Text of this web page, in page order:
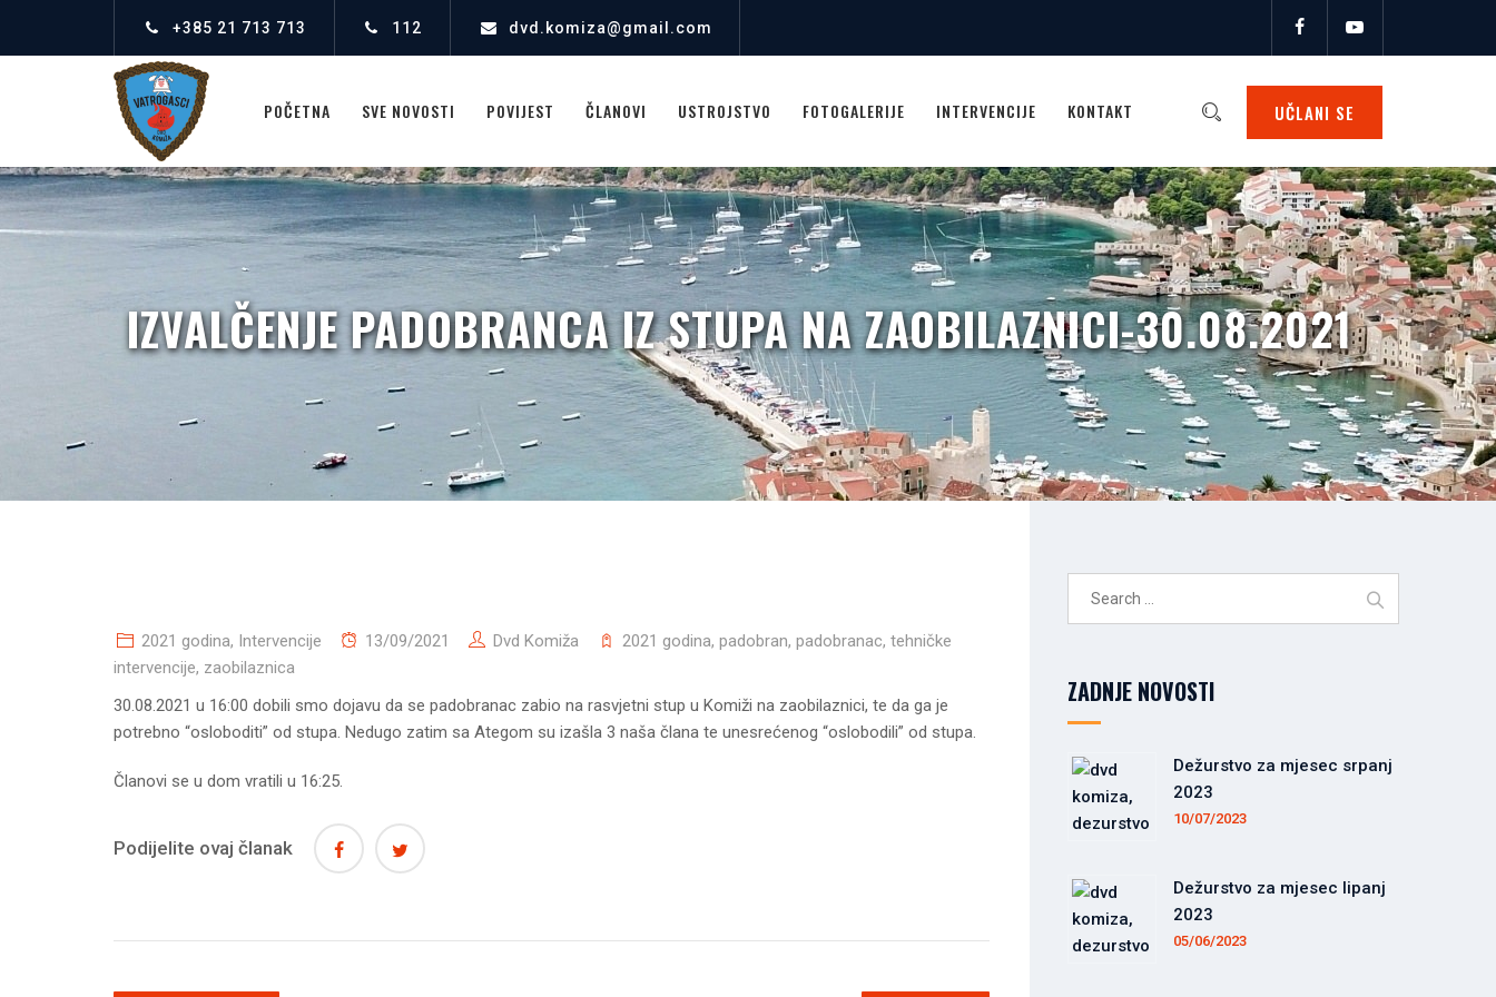
+385 21 713 713 112 dvd.komiza@gmail.com
UČLANI SE
POČETNA SVE NOVOSTI POVIJEST ČLANOVI USTROJSTVO FOTOGALERIJE INTERVENCIJE KONTAKT
IZVALČENJE PADOBRANCA IZ STUPA NA ZAOBILAZNICI-30.08.2021
2021 godina, Intervencije 13/09/2021 Dvd Komiža 2021 godina, padobran, padobranac, tehničke
intervencije, zaobilaznica
30.08.2021 u 16:00 dobili smo dojavu da se padobranac zabio na rasvjetni stup u Komiži na zaobilaznici, te da ga je
potrebno “osloboditi” od stupa. Nedugo zatim sa Ategom su izašla 3 naša člana te unesrećenog “oslobodili” od stupa.
Članovi se u dom vratili u 16:25.
Podijelite ovaj članak
ZADNJE NOVOSTI
Dežurstvo za mjesec srpanj
2023
10/07/2023
Dežurstvo za mjesec lipanj
2023
05/06/2023